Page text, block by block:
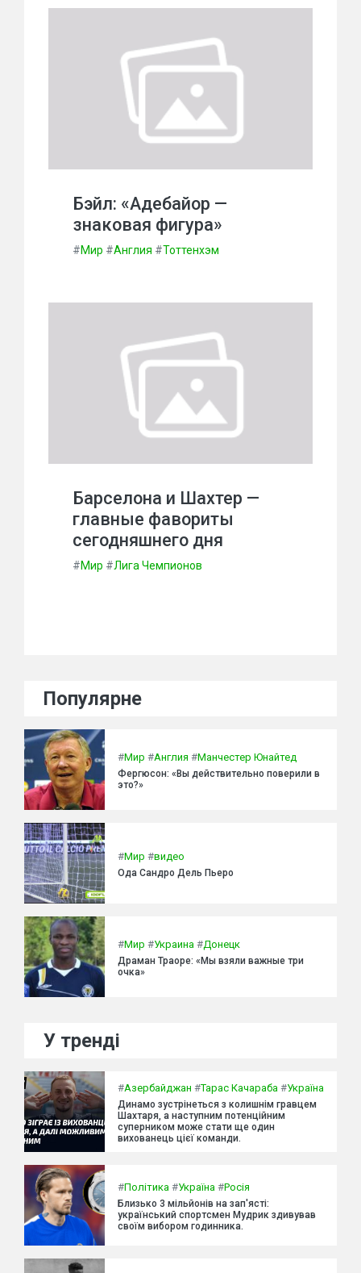
Бэйл: «Адебайор —
знаковая фигура»
#Мир #Англия #Тоттенхэм
Барселона и Шахтер —
главные фавориты
сегодняшнего дня
#Мир #Лига Чемпионов
Популярне
#Мир #Англия #Манчестер Юнайтед
Фергюсон: «Вы действительно поверили в
это?»
#Мир #видео
Ода Сандро Дель Пьеро
#Мир #Украина #Донецк
Драман Траоре: «Мы взяли важные три
очка»
У тренді
#Азербайджан #Тарас Качараба #Україна
Динамо зустрінеться з колишнім гравцем
Шахтаря, а наступним потенційним
суперником може стати ще один
вихованець цієї команди.
#Політика #Україна #Росія
Близько 3 мільйонів на зап'ясті:
український спортсмен Мудрик здивував
своїм вибором годинника.